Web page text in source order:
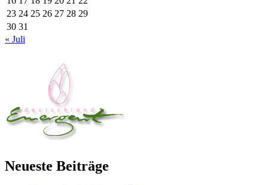
23 24 25 26 27 28 29
30 31
« Juli
Neueste Beiträge